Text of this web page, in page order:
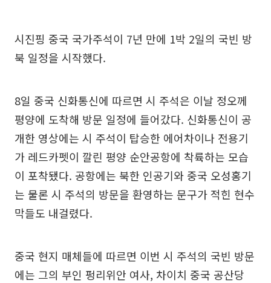
시진핑 중국 국가주석이 7년 만에 1박 2일의 국빈 방
북 일정을 시작했다.
8일 중국 신화통신에 따르면 시 주석은 이날 정오께
평양에 도착해 방문 일정에 들어갔다. 신화통신이 공
개한 영상에는 시 주석이 탑승한 에어차이나 전용기
가 레드카펫이 깔린 평양 순안공항에 착륙하는 모습
이 포착됐다. 공항에는 북한 인공기와 중국 오성홍기
는 물론 시 주석의 방문을 환영하는 문구가 적힌 현수
막들도 내걸렸다.
중국 현지 매체들에 따르면 이번 시 주석의 국빈 방문
에는 그의 부인 펑리위안 여사, 차이치 중국 공산당